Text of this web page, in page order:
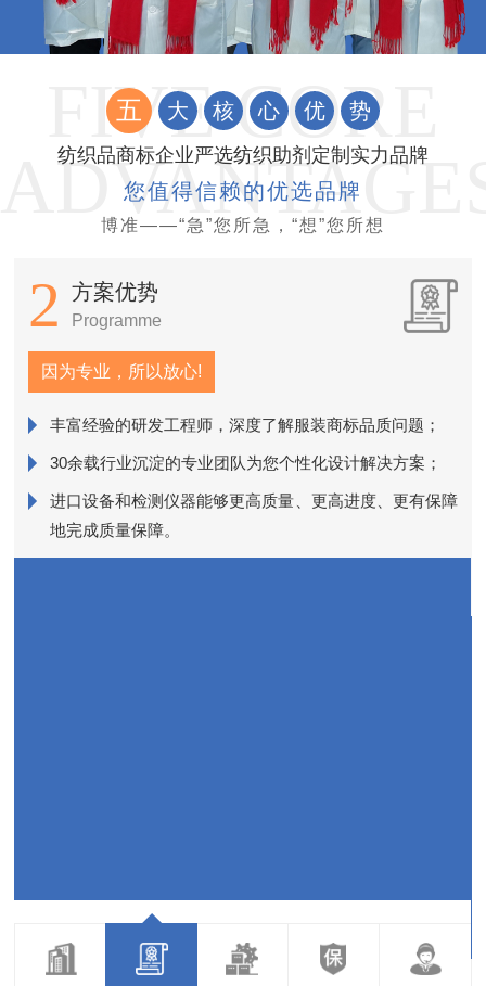
五 大 核 心 优 势
纺织品商标企业严选纺织助剂定制实力品牌
您值得信赖的优选品牌
博准——“急”您所急，“想”您所想
2 方案优势
Programme
因为专业，所以放心!
丰富经验的研发工程师，深度了解服装商标品质问题；
30余载行业沉淀的专业团队为您个性化设计解决方案；
进口设备和检测仪器能够更高质量、更高进度、更有保障
地完成质量保障。